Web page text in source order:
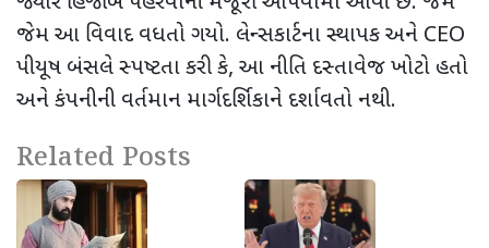
જેમ આ વિવાદ વધતો ગયો. લેન્સકાર્ટના સ્થાપક અને CEO
પીયૂષ બંસલે સ્પષ્ટતા કરી કે, આ નીતિ દસ્તાવેજ ખોટો હતો
અને કંપનીની વર્તમાન માર્ગદર્શિકાને દર્શાવતો નથી.
Related Posts